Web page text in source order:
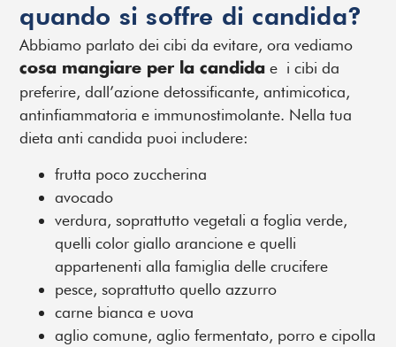
quando si soffre di candida?
Abbiamo parlato dei cibi da evitare, ora vediamo
cosa mangiare per la candida e i cibi da
preferire, dall’azione detossificante, antimicotica,
antinfiammatoria e immunostimolante. Nella tua
dieta anti candida puoi includere:
frutta poco zuccherina
avocado
verdura, soprattutto vegetali a foglia verde,
quelli color giallo arancione e quelli
appartenenti alla famiglia delle crucifere
pesce, soprattutto quello azzurro
carne bianca e uova
aglio comune, aglio fermentato, porro e cipolla